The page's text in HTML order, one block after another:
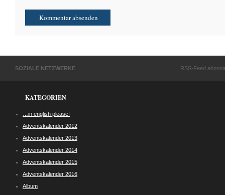
SOZIALE NETZWERKE RSS-Feed
KATEGORIEN
…in english please!
Adventskalender 2012
Adventskalender 2013
Adventskalender 2014
Adventskalender 2015
Adventskalender 2016
Album